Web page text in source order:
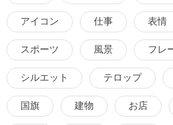
アイコン 仕事 表情
スポーツ 風景 フレ
シルエット テロップ
国旗 建物 お店